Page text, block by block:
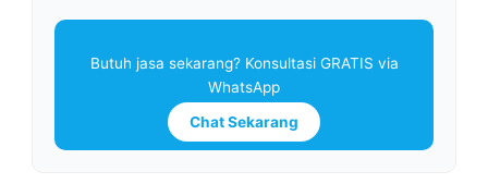
Butuh jasa sekarang? Konsultasi GRATIS via
WhatsApp
Chat Sekarang